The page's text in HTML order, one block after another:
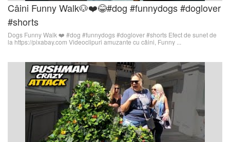
Câini Funny Walk🐶❤️😂#dog #funnydogs #doglover
#shorts
Dogs Funny Walk ❤️ #dog #funnydogs #doglover #shorts Efect de sunet de
la https://pixabay.com Videoclipuri amuzante cu câini, Funny ...